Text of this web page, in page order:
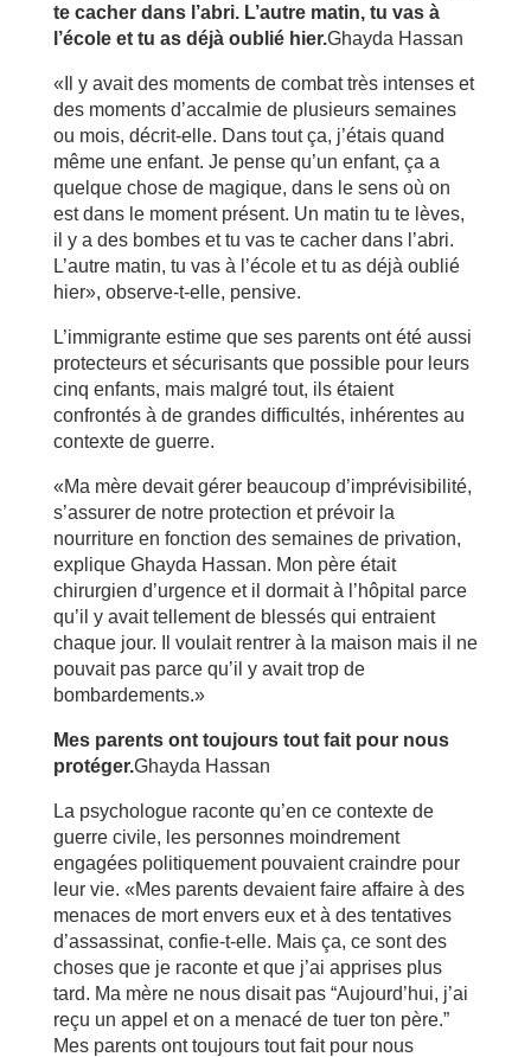
te cacher dans l’abri. L’autre matin, tu vas à
l’école et tu as déjà oublié hier.Ghayda Hassan
«Il y avait des moments de combat très intenses et
des moments d’accalmie de plusieurs semaines
ou mois, décrit-elle. Dans tout ça, j’étais quand
même une enfant. Je pense qu’un enfant, ça a
quelque chose de magique, dans le sens où on
est dans le moment présent. Un matin tu te lèves,
il y a des bombes et tu vas te cacher dans l’abri.
L’autre matin, tu vas à l’école et tu as déjà oublié
hier», observe-t-elle, pensive.
L’immigrante estime que ses parents ont été aussi
protecteurs et sécurisants que possible pour leurs
cinq enfants, mais malgré tout, ils étaient
confrontés à de grandes difficultés, inhérentes au
contexte de guerre.
«Ma mère devait gérer beaucoup d’imprévisibilité,
s’assurer de notre protection et prévoir la
nourriture en fonction des semaines de privation,
explique Ghayda Hassan. Mon père était
chirurgien d’urgence et il dormait à l’hôpital parce
qu’il y avait tellement de blessés qui entraient
chaque jour. Il voulait rentrer à la maison mais il ne
pouvait pas parce qu’il y avait trop de
bombardements.»
Mes parents ont toujours tout fait pour nous
protéger.Ghayda Hassan
La psychologue raconte qu’en ce contexte de
guerre civile, les personnes moindrement
engagées politiquement pouvaient craindre pour
leur vie. «Mes parents devaient faire affaire à des
menaces de mort envers eux et à des tentatives
d’assassinat, confie-t-elle. Mais ça, ce sont des
choses que je raconte et que j’ai apprises plus
tard. Ma mère ne nous disait pas “Aujourd’hui, j’ai
reçu un appel et on a menacé de tuer ton père.”
Mes parents ont toujours tout fait pour nous